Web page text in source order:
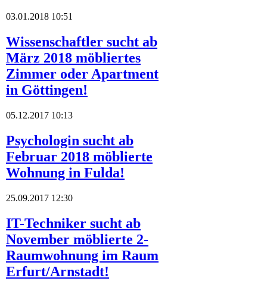
03.01.2018 10:51
Wissenschaftler sucht ab
März 2018 möbliertes
Zimmer oder Apartment
in Göttingen!
05.12.2017 10:13
Psychologin sucht ab
Februar 2018 möblierte
Wohnung in Fulda!
25.09.2017 12:30
IT-Techniker sucht ab
November möblierte 2-
Raumwohnung im Raum
Erfurt/Arnstadt!